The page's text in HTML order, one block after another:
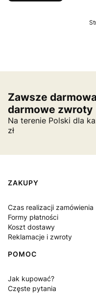
Zawsze
darmowe zwroty
Na terenie Polski dla
zł
Linki w stopce
ZAKUPY
Czas realizacji zamówienia
Formy płatności
Koszt dostawy
Reklamacje i zwroty
POMOC
Jak kupować?
Częste pytania